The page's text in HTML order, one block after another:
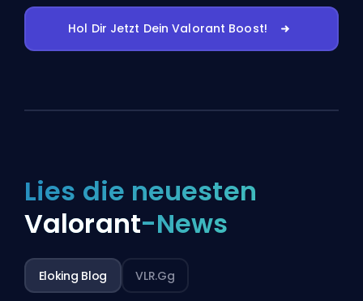
Hol Dir Jetzt Dein Valorant Boost!
Lies die neuesten
Valorant-News
Eloking Blog VLR.gg